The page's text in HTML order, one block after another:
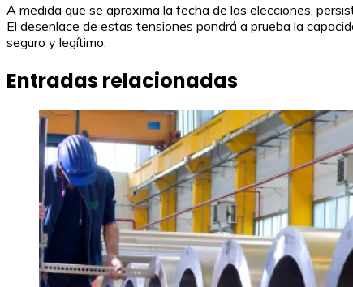
A medida que se aproxima la fecha de las elecciones,
El desenlace de estas tensiones pondrá a prueba la
seguro y legítimo.
Entradas relacionadas